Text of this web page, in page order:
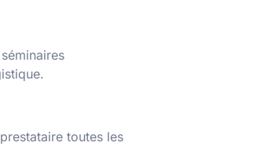
toutes les